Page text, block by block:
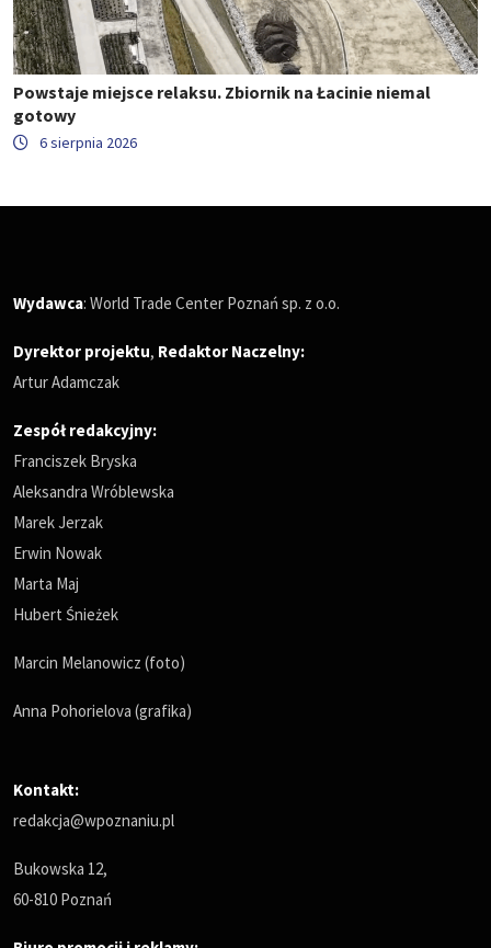
Powstaje miejsce relaksu. Zbiornik na Łacinie niemal
gotowy
6 sierpnia 2026
Wydawca: World Trade Center Poznań sp. z o.o.
Dyrektor projektu, Redaktor Naczelny:
Artur Adamczak
Zespół redakcyjny:
Franciszek Bryska
Aleksandra Wróblewska
Marek Jerzak
Erwin Nowak
Marta Maj
Hubert Śnieżek
Marcin Melanowicz (foto)
Anna Pohorielova (grafika)
Kontakt:
redakcja@wpoznaniu.pl
Bukowska 12,
60-810 Poznań